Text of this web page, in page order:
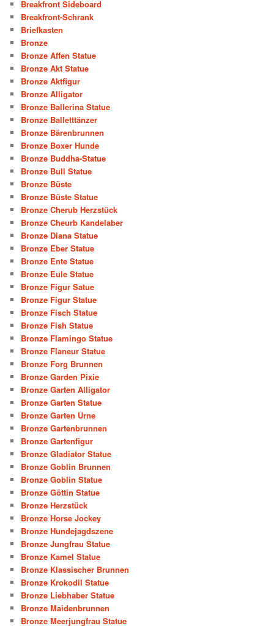
Breakfront Sideboard
Breakfront-Schrank
Briefkasten
Bronze
Bronze Affen Statue
Bronze Akt Statue
Bronze Aktfigur
Bronze Alligator
Bronze Ballerina Statue
Bronze Balletttänzer
Bronze Bärenbrunnen
Bronze Boxer Hunde
Bronze Buddha-Statue
Bronze Bull Statue
Bronze Büste
Bronze Büste Statue
Bronze Cherub Herzstück
Bronze Cheurb Kandelaber
Bronze Diana Statue
Bronze Eber Statue
Bronze Ente Statue
Bronze Eule Statue
Bronze Figur Satue
Bronze Figur Statue
Bronze Fisch Statue
Bronze Fish Statue
Bronze Flamingo Statue
Bronze Flaneur Statue
Bronze Forg Brunnen
Bronze Garden Pixie
Bronze Garten Alligator
Bronze Garten Statue
Bronze Garten Urne
Bronze Gartenbrunnen
Bronze Gartenfigur
Bronze Gladiator Statue
Bronze Goblin Brunnen
Bronze Goblin Statue
Bronze Göttin Statue
Bronze Herzstück
Bronze Horse Jockey
Bronze Hundejagdszene
Bronze Jungfrau Statue
Bronze Kamel Statue
Bronze Klassischer Brunnen
Bronze Krokodil Statue
Bronze Liebhaber Statue
Bronze Maidenbrunnen
Bronze Meerjungfrau Statue